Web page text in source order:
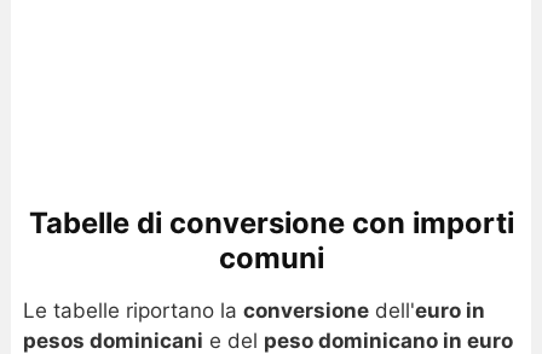
Tabelle di conversione con importi
comuni
Le tabelle riportano la conversionedell'euro in
pesos dominicani e del peso dominicano in euro